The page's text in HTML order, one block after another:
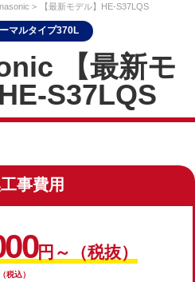
【最新モデル】HE-S37LQS
マルタイプ370L
【最新モ
S37LQS
事費用
円～（税抜）
税込）